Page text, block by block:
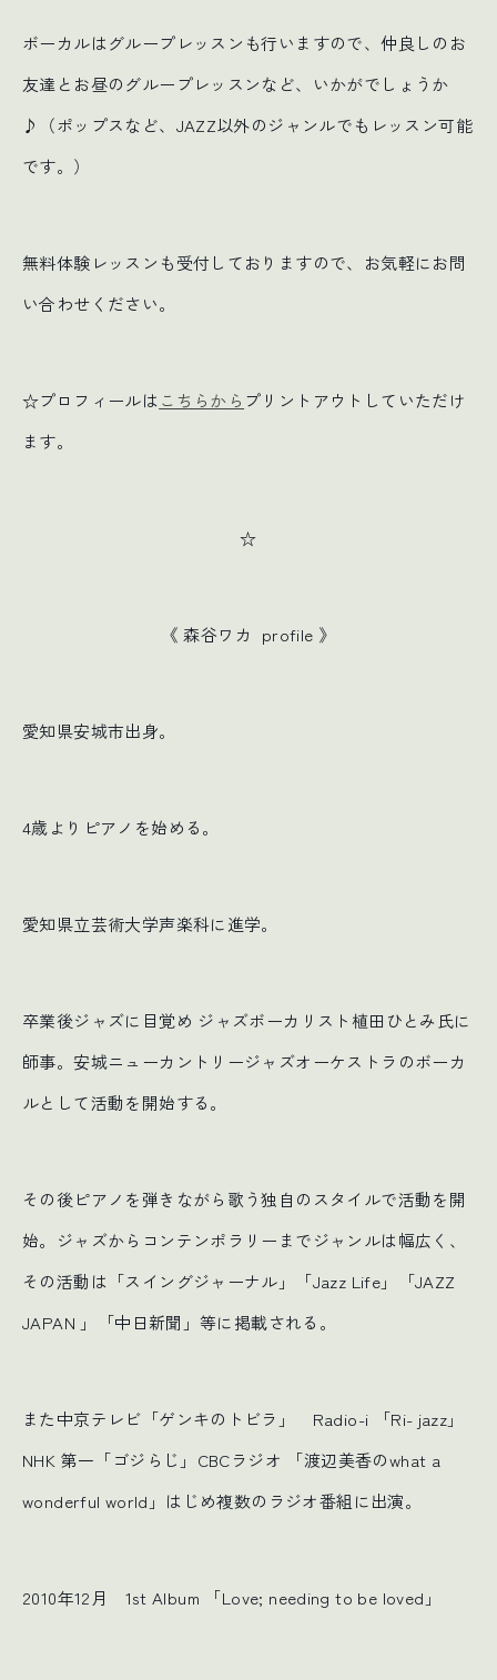
ボーカルはグループレッスンも行いますので、仲良しのお
友達とお昼のグループレッスンなど、いかがでしょうか
♪（ポップスなど、JAZZ以外のジャンルでもレッスン可能
です。）
無料体験レッスンも受付しておりますので、お気軽にお問
い合わせください。
☆プロフィールはこちらから プリントアウトしていただけ
ます。
☆
《 森谷ワカ profile 》
愛知県安城市出身。
4歳よりピアノを始める。
愛知県立芸術大学声楽科に進学。
卒業後ジャズに目覚め ジャズボーカリスト植田ひとみ氏に
師事。安城ニューカントリージャズオーケストラのボーカ
ルとして活動を開始する。
その後ピアノを弾きながら歌う独自のスタイルで活動を開
始。ジャズからコンテンポラリーまでジャンルは幅広く、
その活動は「スイングジャーナル」「Jazz Life」「JAZZ
JAPAN 」「中日新聞」等に掲載される。
また中京テレビ「ゲンキのトビラ」 Radio-i 「Ri- jazz」
NHK 第一「ゴジらじ」CBCラジオ 「渡辺美香のwhat a
wonderful world」はじめ複数のラジオ番組に出演。
2010年12月 1st Album 「Love; needing to be loved」